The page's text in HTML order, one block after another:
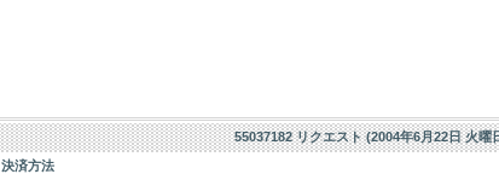
55037182 リクエスト (2004年6月22日 火曜
決済方法